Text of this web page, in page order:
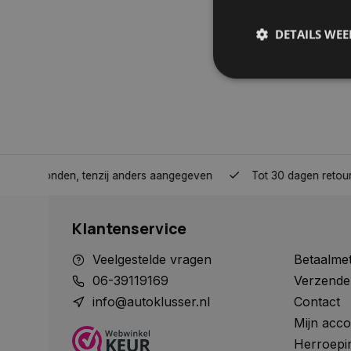
tenzij anders aangegeven Tot 30 dagen retour sturen.
Klantenservice
Veelgestelde vragen
06-39119169
info@autoklusser.nl
Contact
Mijn
DETAILS
Naam
__cf_bm